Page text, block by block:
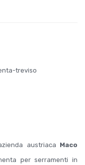
austriaca Maco
per serramenti in